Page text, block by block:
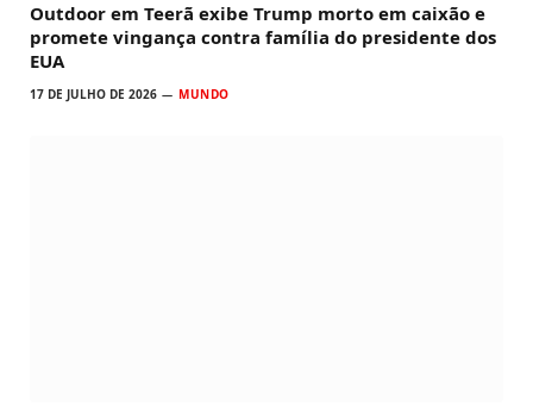
Outdoor em Teerã exibe Trump morto em caixão e
promete vingança contra família do presidente dos
EUA
17 DE JULHO DE 2026 MUNDO